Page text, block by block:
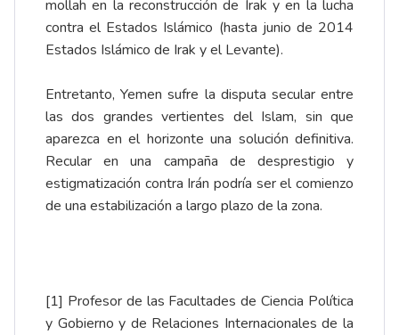
mollah en la reconstrucción de Irak y en la lucha
contra el Estados Islámico (hasta junio de 2014
Estados Islámico de Irak y el Levante).
Entretanto, Yemen sufre la disputa secular entre
las dos grandes vertientes del Islam, sin que
aparezca en el horizonte una solución definitiva.
Recular en una campaña de desprestigio y
estigmatización contra Irán podría ser el comienzo
de una estabilización a largo plazo de la zona.
[1] Profesor de las Facultades de Ciencia Política
y Gobierno y de Relaciones Internacionales de la